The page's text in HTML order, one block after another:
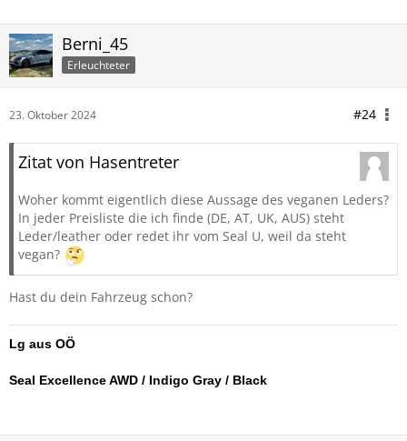
Berni_45
Erleuchteter
23. Oktober 2024 #24
Zitat von Hasentreter
Woher kommt eigentlich diese Aussage des veganen Leders?
In jeder Preisliste die ich finde (DE, AT, UK, AUS) steht
Leder/leather oder redet ihr vom Seal U, weil da steht
vegan?
Hast du dein Fahrzeug schon?
Lg aus OÖ
Seal Excellence AWD / Indigo Gray / Black